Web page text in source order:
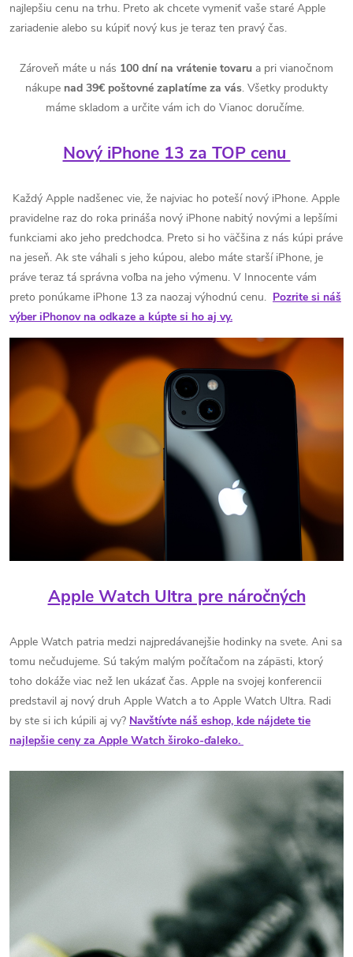
najlepšiu cenu na trhu. Preto ak chcete vymeniť vaše staré Apple
zariadenie alebo su kúpiť nový kus je teraz ten pravý čas.
Zároveň máte u nás 100 dní na vrátenie tovaru a pri vianočnom
nákupe nad 39€ poštovné zaplatíme za vás. Všetky produkty
máme skladom a určite vám ich do Vianoc doručíme.
Nový iPhone 13 za TOP cenu
Každý Apple nadšenec vie, že najviac ho poteší nový iPhone. Apple
pravidelne raz do roka prináša nový iPhone nabitý novými a lepšími
funkciami ako jeho predchodca. Preto si ho väčšina z nás kúpi práve
na jeseň. Ak ste váhali s jeho kúpou, alebo máte starší iPhone, je
práve teraz tá správna voľba na jeho výmenu. V Innocente vám
preto ponúkame iPhone 13 za naozaj výhodnú cenu. Pozrite si náš
výber iPhonov na odkaze a kúpte si ho aj vy.
Apple Watch Ultra pre náročných
Apple Watch patria medzi najpredávanejšie hodinky na svete. Ani sa
tomu nečudujeme. Sú takým malým počítačom na zápästi, ktorý
toho dokáže viac než len ukázať čas. Apple na svojej konferencii
predstavil aj nový druh Apple Watch a to Apple Watch Ultra. Radi
by ste si ich kúpili aj vy? Navštívte náš eshop, kde nájdete tie
najlepšie ceny za Apple Watch široko-ďaleko.